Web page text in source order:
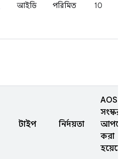
আইডি পরিমিত 10
টাইপ নির্দয়তা
AOSP
সংস্করণ
করা
হয়েছে